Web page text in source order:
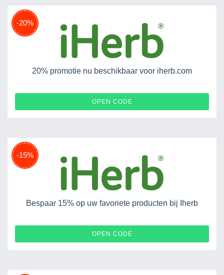
-20%
20% promotie nu beschikbaar voor iherb.com
OPEN CODE
-15%
Bespaar 15% op uw favoriete producten bij Iherb
OPEN CODE